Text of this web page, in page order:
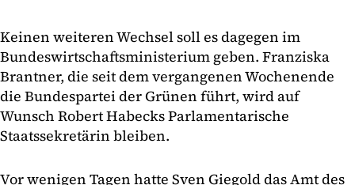
Keinen weiteren Wechsel soll es dagegen im
Bundeswirtschaftsministerium geben. Franziska
Brantner, die seit dem vergangenen Wochenende
die Bundespartei der Grünen führt, wird auf
Wunsch Robert Habecks Parlamentarische
Staatssekretärin bleiben.
Vor wenigen Tagen hatte Sven Giegold das Amt des